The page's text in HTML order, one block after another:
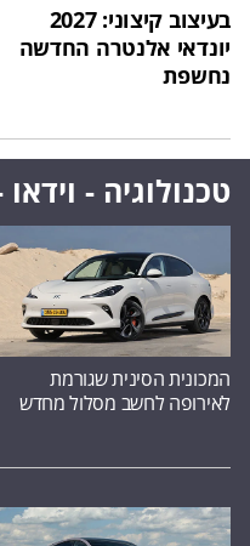
בעיצוב קיצוני: 2027
יונדאי אלנטרה החדשה
נחשפת
טכנולוגיה - וידאו
המכונית הסינית שגורמת
לאירופה לחשב מסלול מחדש